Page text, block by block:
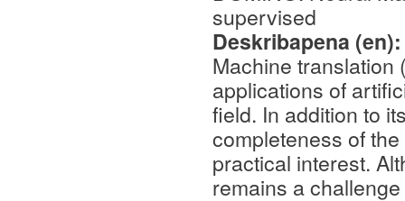
supervised
Deskribapena
Machine translation
applications of
field. In addition to
completeness of
practical interest.
remains a